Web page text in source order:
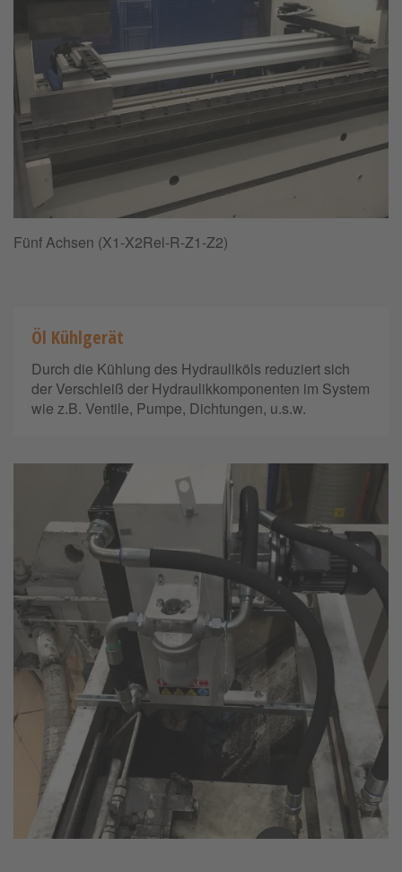
Fünf Achsen (X1-X2Rel-R-Z1-Z2)
Öl Kühlgerät
Durch die Kühlung des Hydrauliköls reduziert sich
der Verschleiß der Hydraulikkomponenten im System
wie z.B. Ventile, Pumpe, Dichtungen, u.s.w.